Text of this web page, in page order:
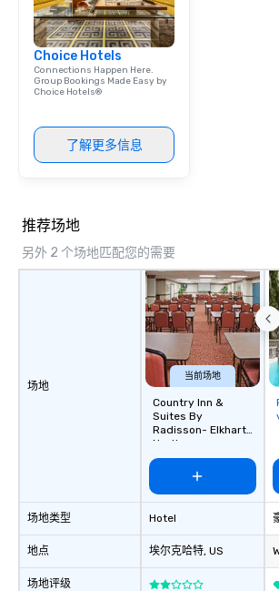
Choice Hotels
Connections Happen Here.
Group Bookings Made Easy by
Choice Hotels®
了解更多信息
推荐场地
另外 2 个场地匹配您的需要
场地
场地类型
地点
场地评级
当前场地
Country Inn &
Suites By
Radisson- Elkhart
North
Hotel
埃尔克哈特, US